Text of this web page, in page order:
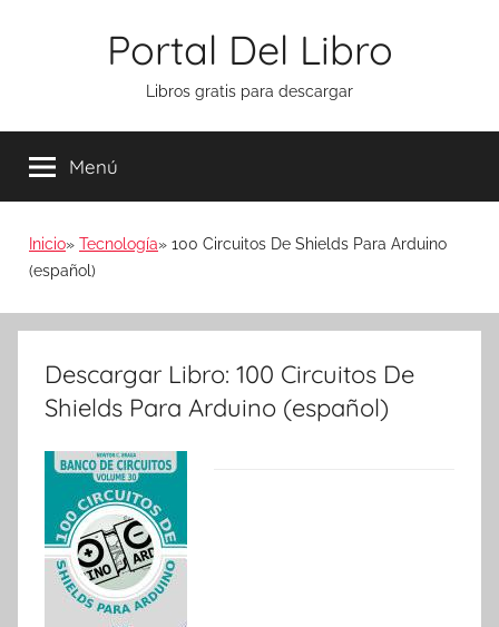
Portal Del Libro
Libros gratis para descargar
Menú
Inicio Tecnología
100 Circuitos De Shields Para Arduino
(español)
Descargar Libro: 100 Circuitos De
Shields Para Arduino (español)